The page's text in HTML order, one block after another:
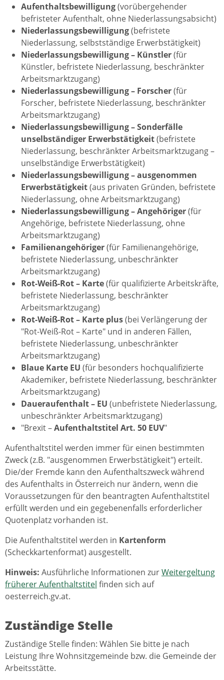
Aufenthaltsbewilligung(vorübergehender
befristeter Aufenthalt, ohne Niederlassungsabsicht)
Niederlassungsbewilligung(befristete
Niederlassung, selbstständige Erwerbstätigkeit)
Niederlassungsbewilligung – Künstler(für
Künstler, befristete Niederlassung, beschränkter
Arbeitsmarktzugang)
Niederlassungsbewilligung – Forscher(für
Forscher, befristete Niederlassung, beschränkter
Arbeitsmarktzugang)
Niederlassungsbewilligung – Sonderfälle
unselbständiger Erwerbstätigkeit(befristete
Niederlassung, beschränkter Arbeitsmarktzugang –
unselbständige Erwerbstätigkeit)
Niederlassungsbewilligung – ausgenommen
Erwerbstätigkeit(aus privaten Gründen, befristete
Niederlassung, ohne Arbeitsmarktzugang)
Niederlassungsbewilligung – Angehöriger(für
Angehörige, befristete Niederlassung, ohne
Arbeitsmarktzugang)
Familienangehöriger(für Familienangehörige,
befristete Niederlassung, unbeschränkter
Arbeitsmarktzugang)
Rot-Weiß-Rot – Karte(für qualifizierte Arbeitskräfte,
befristete Niederlassung, beschränkter
Arbeitsmarktzugang)
Rot-Weiß-Rot – Karte plus(bei Verlängerung der
"Rot-Weiß-Rot – Karte" und in anderen Fällen,
befristete Niederlassung, unbeschränkter
Arbeitsmarktzugang)
Blaue Karte EU (für besonders hochqualifizierte
Akademiker, befristete Niederlassung, beschränkter
Arbeitsmarktzugang)
Daueraufenthalt – EU (unbefristete Niederlassung,
unbeschränkter Arbeitsmarktzugang)
"Brexit –Aufenthaltstitel Art. 50 EUV"
Aufenthaltstitel werden immer für einen bestimmten
Zweck (z.B. "ausgenommen Erwerbstätigkeit") erteilt.
Die/der Fremde kann den Aufenthaltszweck während
des Aufenthalts in Österreich nur ändern, wenn die
Voraussetzungen für den beantragten Aufenthaltstitel
erfüllt werden und ein gegebenenfalls erforderlicher
Quotenplatz vorhanden ist.
Die Aufenthaltstitel werden in Kartenform
(Scheckkartenformat) ausgestellt.
Hinweis: Ausführliche Informationen zurWeitergeltung
früherer Aufenthaltstitel finden sich auf
oesterreich.gv.at.
Zuständige Stelle
Zuständige Stelle finden: Wählen Sie bitte je nach
Leistung Ihre Wohnsitzgemeinde bzw. die Gemeinde der
Arbeitsstätte.